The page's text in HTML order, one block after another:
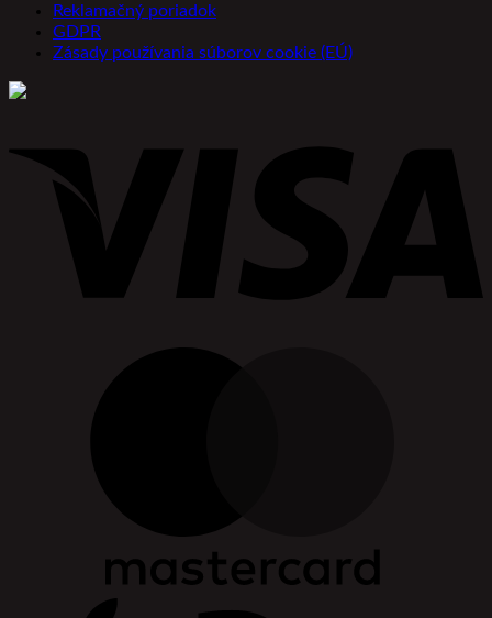
Reklamačný poriadok
GDPR
Zásady používania súborov cookie (EÚ)